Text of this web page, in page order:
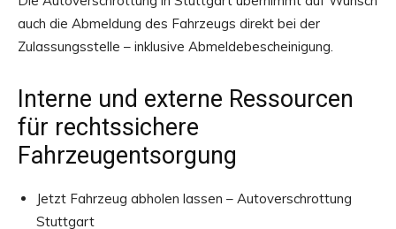
auch die Abmeldung des Fahrzeugs direkt bei der
Zulassungsstelle – inklusive Abmeldebescheinigung.
Interne und externe Ressourcen
für rechtssichere
Fahrzeugentsorgung
Jetzt Fahrzeug abholen lassen – Autoverschrottung
Stuttgart